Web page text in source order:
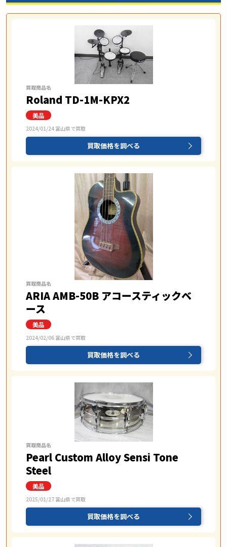
買取商品名
Roland TD-1M-KPX2
2024/01/24 富山県で買取
買取価格を調べる
買取商品名
ARIA AMB-50B アコースティックベ
ース
2024/02/06 富山県で買取
買取価格を調べる
買取商品名
Pearl Custom Alloy Sensi Tone
Steel
2025/01/27 富山県で買取
買取価格を調べる